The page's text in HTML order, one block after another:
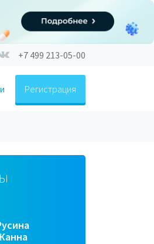
+7 499 213-05-00
Регистрация